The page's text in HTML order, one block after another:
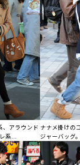
、アラウンド
系...
ナナメ掛けの
ジャーバッグ